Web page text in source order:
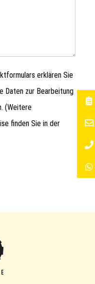
erklären Sie
Daten zur Bearbeitung
(Weitere
finden Sie in der